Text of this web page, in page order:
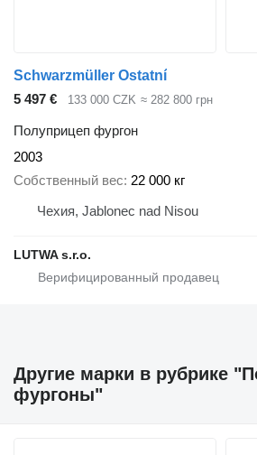
Schwarzmüller Ostatní
5 497 €
133 000 CZK ≈ 282 800 грн
Полуприцеп фургон
2003
Собственный вес 22 000 кг
Чехия, Jablonec nad Nisou
LUTWA s.r.o.
Другие марки в рубрике
фургоны"